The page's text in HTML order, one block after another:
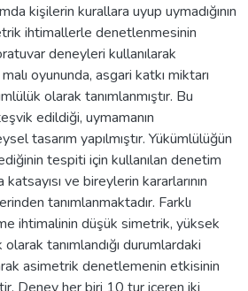
kişilerin kurallara uyup uymadığının
ihtimallerle denetlenmesinin
deneyleri kullanılarak
oyununda, asgari katkı miktarı
olarak tanımlanmıştır. Bu
edildiği, uymamanın
tasarım yapılmıştır. Yükümlülüğün
tespiti için kullanılan denetim
ve bireylerin kararlarının
tanımlanmaktadır. Farklı
ihtimalinin düşük simetrik, yüksek
tanımlandığı durumlardaki
asimetrik denetlemenin etkisinin